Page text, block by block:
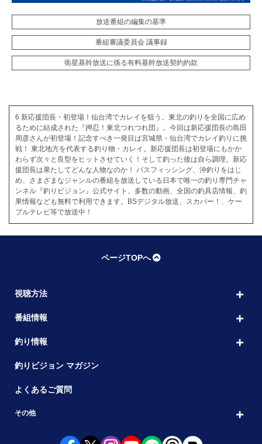
放送番組の編集の基準
番組審議委員会 議事録
衛星基幹放送に係る有料基幹放送契約約款
6 新応援団長・初登場！仙台湾でカレイを狙う。東北の釣りを全国に広め
るために結成された『押忍！東北つれつれ団』。今回は新応援団長の島田
周彦さんが初登場！記念すべき一発目は宮城県・仙台湾でカレイ釣りに挑
戦！ 東北地方を代表する釣り物・カレイ。新応援団長は初登場にもかか
わらず次々と良型をヒットさせていく！そして釣った後は自ら調理。新応
援団長は果たしてどんな人物なのか！ バスフィッシング、沖釣りをはじ
め、さまざまなジャンルの番組を放送している日本で唯一の釣り専門チャ
ンネル『釣りビジョン』公式サイト。多数の動画、全国の釣具店情報、釣
果情報なども無料で利用できます。BSデジタル放送、スカパー！、ケー
ブルテレビ等で放送中！
ページTOPへ
視聴方法
番組情報
釣り情報
釣りビジョン マガジン
よくあるご質問
その他